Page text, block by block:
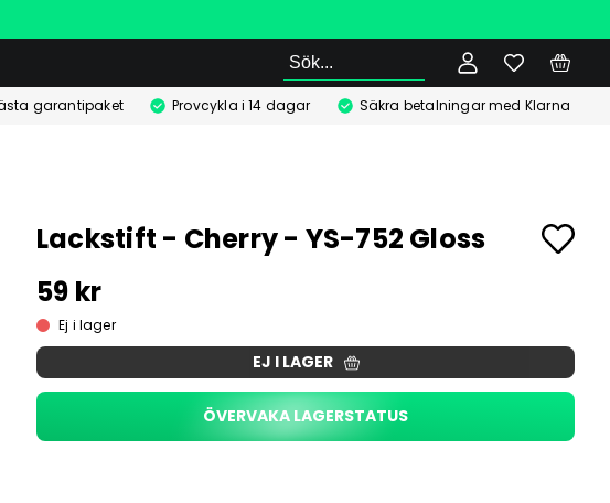
Sök
garantipaket Provcykla i 14 dagar Säkra betalningar med Klarna
Lackstift - Cherry - YS-752 Gloss
59 kr
Ej i lager
EJ I LAGER
ÖVERVAKA LAGERSTATUS